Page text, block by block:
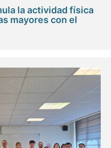
la actividad física
mayores con el